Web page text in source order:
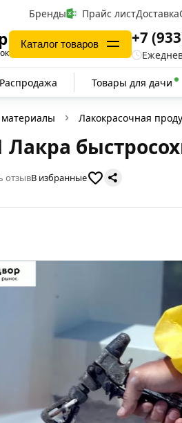
Бренды Прайс листДоставка
Каталог товаров +7
Распродажа Товары для дачи
Лакокрасочная
Лакра
отзывВ избранные